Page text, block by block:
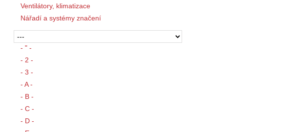
Ventilátory, klimatizace
Nářadí a systémy značení
- " -
- 2 -
- 3 -
- A -
- B -
- C -
- D -